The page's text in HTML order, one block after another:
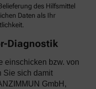
des Hilfsmittel
Daten als Ihr
Diagnostik
einschicken bzw. von
Sie sich damit
GmbH,